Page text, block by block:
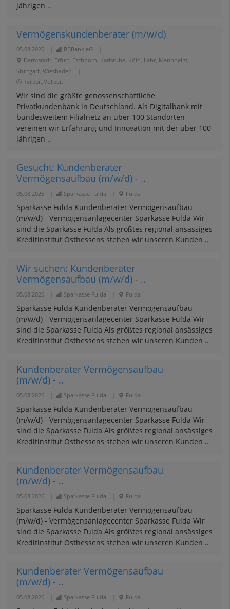
jährigen ..
Vermögenskundenberater (m/w/d)
05.08.2026 BBBank eG
Darmstadt, Erfurt, Eschborn, Karlsruhe, Köln, Lahr, Mannheim,
Stuttgart, Wiesbaden
Teilzeit,Vollzeit
Wir sind die größte genossenschaftliche
Privatkundenbank in Deutschland. Als Digitalbank mit
bundesweitem Filialnetz an über 100 Standorten
vereinen wir Erfahrung und Innovation mit der über 100-
jährigen ..
Gesucht: Kundenberater
Vermögensaufbau (m/w/d) - ..
05.08.2026 Sparkasse Fulda Fulda
Sparkasse Fulda Kundenberater Vermögensaufbau
(m/w/d) - Vermögensanlagecenter Sparkasse Fulda Wir
sind die Sparkasse Fulda Als größtes regional ansässiges
Kreditinstitut Osthessens stehen wir unseren Kunden ..
Wir suchen: Kundenberater
Vermögensaufbau (m/w/d) - ..
05.08.2026 Sparkasse Fulda Fulda
Sparkasse Fulda Kundenberater Vermögensaufbau
(m/w/d) - Vermögensanlagecenter Sparkasse Fulda Wir
sind die Sparkasse Fulda Als größtes regional ansässiges
Kreditinstitut Osthessens stehen wir unseren Kunden ..
Kundenberater Vermögensaufbau
(m/w/d) - ..
05.08.2026 Sparkasse Fulda Fulda
Sparkasse Fulda Kundenberater Vermögensaufbau
(m/w/d) - Vermögensanlagecenter Sparkasse Fulda Wir
sind die Sparkasse Fulda Als größtes regional ansässiges
Kreditinstitut Osthessens stehen wir unseren Kunden ..
Kundenberater Vermögensaufbau
(m/w/d) - ..
05.08.2026 Sparkasse Fulda Fulda
Sparkasse Fulda Kundenberater Vermögensaufbau
(m/w/d) - Vermögensanlagecenter Sparkasse Fulda Wir
sind die Sparkasse Fulda Als größtes regional ansässiges
Kreditinstitut Osthessens stehen wir unseren Kunden ..
Kundenberater Vermögensaufbau
(m/w/d) - ..
05.08.2026 Sparkasse Fulda Fulda